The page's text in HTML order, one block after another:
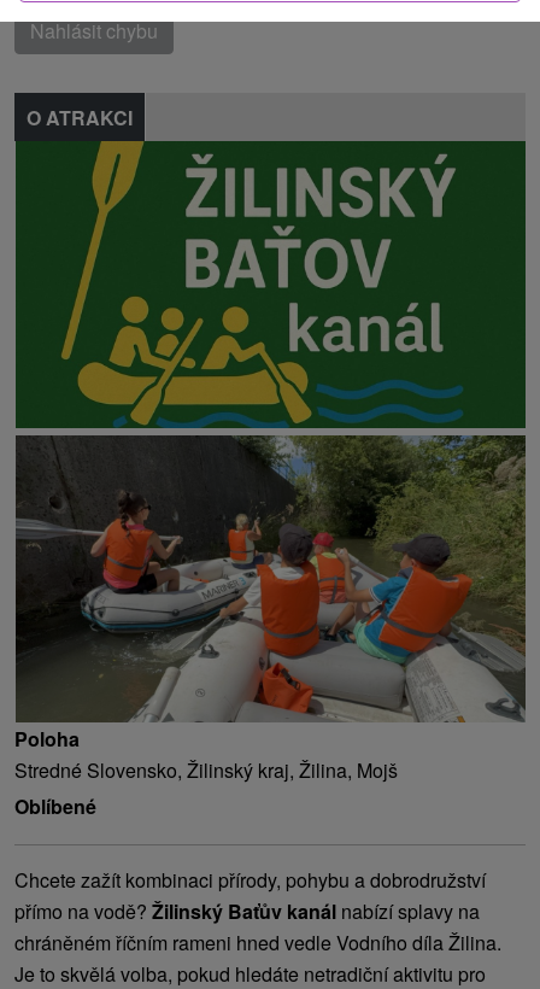
Nahlásit chybu
O ATRAKCI
Poloha
Stredné Slovensko, Žilinský kraj, Žilina, Mojš
Oblíbené
Chcete zažít kombinaci přírody, pohybu a dobrodružství
přímo na vodě? Žilinský Baťův kanál nabízí splavy na
chráněném říčním rameni hned vedle Vodního díla Žilina.
Je to skvělá volba, pokud hledáte netradiční aktivitu pro